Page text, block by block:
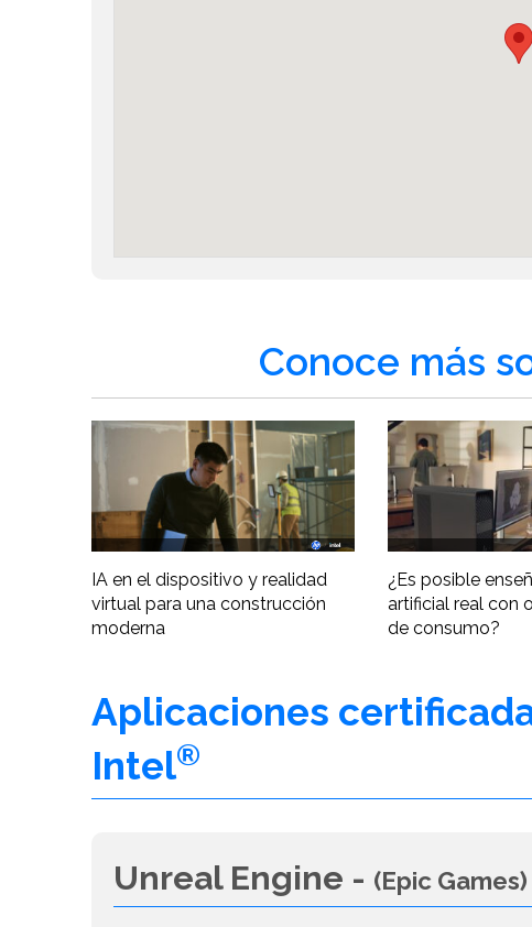
Conoce más
IA en el dispositivo y realidad
virtual para una construcción
moderna
¿Es posible
artificial real con
de consumo?
Aplicaciones
Intel®
Unreal Engine - (Epic Games)